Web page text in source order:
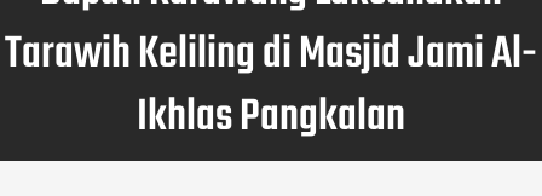
Tarawih Keliling di Masjid Jami Al-
Ikhlas Pangkalan